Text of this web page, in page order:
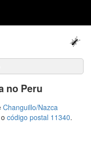
no Peru
Changuillo/Nazca
código postal 11340.